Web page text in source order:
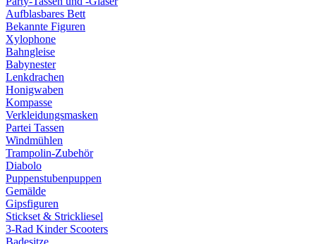
Aufblasbares Bett
Bekannte Figuren
Xylophone
Bahngleise
Babynester
Lenkdrachen
Honigwaben
Kompasse
Verkleidungsmasken
Partei Tassen
Windmühlen
Trampolin-Zubehör
Diabolo
Puppenstubenpuppen
Gemälde
Gipsfiguren
Stickset & Strickliesel
3-Rad Kinder Scooters
Badesitze